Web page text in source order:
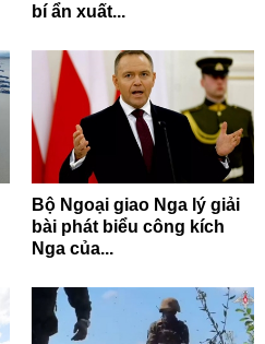
bí ẩn xuất...
Bộ Ngoại giao Nga lý giải
bài phát biểu công kích
Nga của...